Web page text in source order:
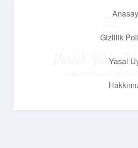
Gizlilik
Yasal
Parlak Fikir